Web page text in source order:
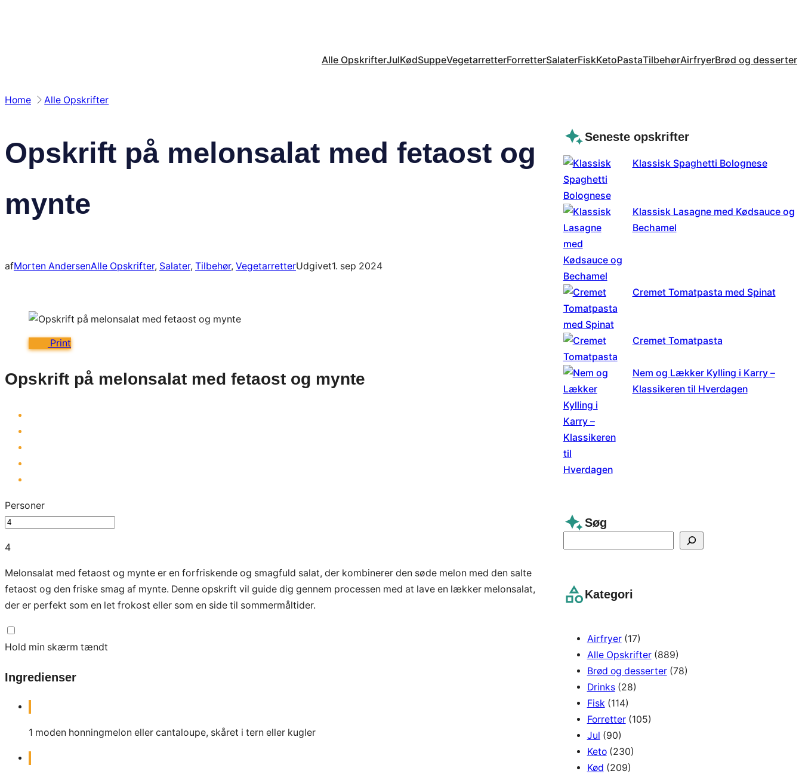
Alle OpskrifterJulKødSuppeVegetarretterForretterSalaterFiskKetoPastaTilbehørAirfryerBrød og desserter
Home Alle Opskrifter
Opskrift på melonsalat med fetaost og
mynte
afMorten AndersenAlle Opskrifter, Salater, Tilbehør, VegetarretterUdgivet1. sep 2024
Print
Opskrift på melonsalat med fetaost og mynte
Personer
4
Melonsalat med fetaost og mynte er en forfriskende og smagfuld salat, der kombinerer den søde melon med den salte
fetaost og den friske smag af mynte. Denne opskrift vil guide dig gennem processen med at lave en lækker melonsalat,
der er perfekt som en let frokost eller som en side til sommermåltider.
Hold min skærm tændt
Ingredienser
1 moden honningmelon eller cantaloupe, skåret i tern eller kugler
Seneste opskrifter
Klassisk Spaghetti Bolognese
Klassisk Lasagne med Kødsauce og
Bechamel
Cremet Tomatpasta med Spinat
Cremet Tomatpasta
Nem og Lækker Kylling i Karry –
Klassikeren til Hverdagen
Søg
c
Kategori
Airfryer(17)
Alle Opskrifter(889)
Brød og desserter(78)
Drinks(28)
Fisk (114)
Forretter(105)
Jul (90)
Keto(230)
Kød (209)